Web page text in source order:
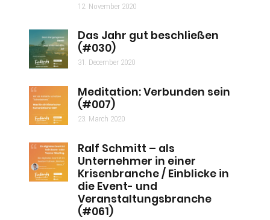
12. November 2020
Das Jahr gut beschließen
(#030)
31. December 2020
Meditation: Verbunden sein
(#007)
23. March 2020
Ralf Schmitt – als
Unternehmer in einer
Krisenbranche / Einblicke in
die Event- und
Veranstaltungsbranche
(#061)